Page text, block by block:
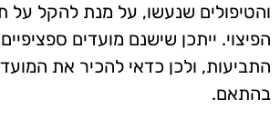
והטיפולים שנעשו, על מנת להקל על
הפיצוי. ייתכן שישנם מועדים
התביעות, ולכן כדאי להכיר את
בהתאם.